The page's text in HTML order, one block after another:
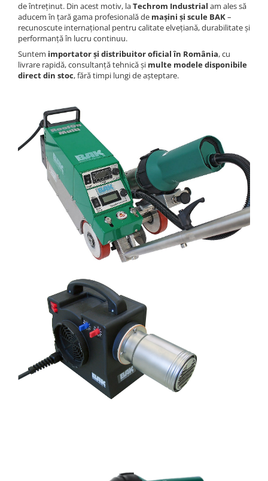
Rezistente electrice banda mica
Rezistente Ceramice
Rezistente electrice plate mica
Rezistentele tubulare flexibile
Rezistență microtubulară
Rezistente electrice tubulara
dreapt
Rezistenta cuptor
injecție
de întreținut. Din acest motiv, laTechrom Industrial am ales să
aducem în țară gama profesională de mașini și scule BAK–
recunoscute internațional pentru calitate elvețiană, durabilitate și
performanță în lucru continuu.
Suntem importator și distribuitor oficial în România, cu
livrare rapidă, consultanță tehnică și multe modele disponibile
direct din stoc, fără timpi lungi de așteptare.